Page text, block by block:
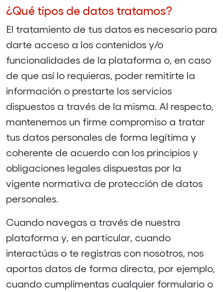
¿Qué tipos de datos tratamos?
El tratamiento de tus datos es necesario para
darte acceso a los contenidos y/o
funcionalidades de la plataforma o, en caso
de que así lo requieras, poder remitirte la
información o prestarte los servicios
dispuestos a través de la misma. Al respecto,
mantenemos un firme compromiso a tratar
tus datos personales de forma legítima y
coherente de acuerdo con los principios y
obligaciones legales dispuestas por la
vigente normativa de protección de datos
personales.
Cuando navegas a través de nuestra
plataforma y, en particular, cuando
interactúas o te registras con nosotros, nos
aportas datos de forma directa, por ejemplo,
cuando cumplimentas cualquier formulario o